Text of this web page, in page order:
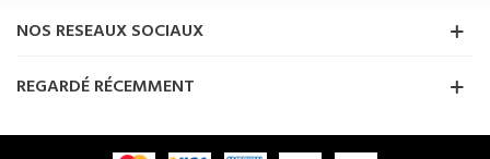
NOS RESEAUX SOCIAUX
REGARDÉ RÉCEMMENT